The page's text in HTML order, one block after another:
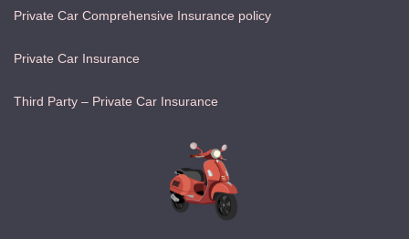
Private Car Comprehensive Insurance policy
Private Car Insurance
Third Party – Private Car Insurance